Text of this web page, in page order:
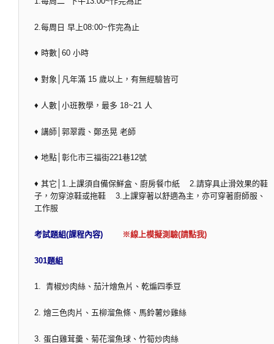
2.每周日 早上08:00~作完為止
♦ 時數│60 小時
♦ 對象│凡年滿 15 歲以上，有無經驗皆可
♦ 人數│小班教學，最多 18~21 人
♦ 講師│郭翠霞、鄭丞晃 老師
♦ 地點│彰化市三福街221巷12號
♦ 其它│1.上課須自備保鮮盒、廚房餐巾紙 2.請穿具止滑效果的鞋
子，勿穿涼鞋或拖鞋 3.上課穿著以舒適為主，亦可穿著廚師服、
工作服
考試題組(課程內容) ※線上模擬測驗(請點我)
301題組
1. 青椒炒肉絲、茄汁燴魚片、乾煸四季豆
2. 燴三色肉片、五柳溜魚條、馬鈴薯炒雞絲
3. 蛋白雞茸羹、菊花溜魚球、竹筍炒肉絲